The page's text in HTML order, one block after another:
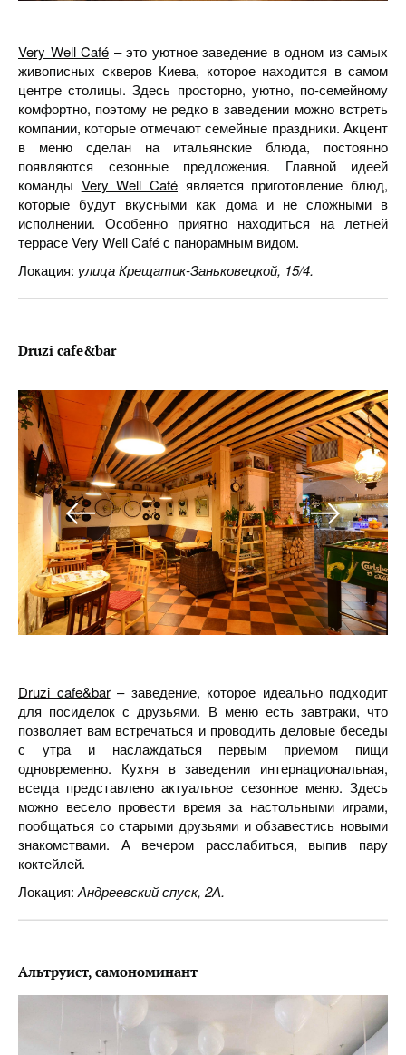
Very Well Café – это уютное заведение в одном из самых
живописных скверов Киева, которое находится в самом
центре столицы. Здесь просторно, уютно, по-семейному
комфортно, поэтому не редко в заведении можно встреть
компании, которые отмечают семейные праздники. Акцент
в меню сделан на итальянские блюда, постоянно
появляются сезонные предложения. Главной идеей
команды Very Well Café является приготовление блюд,
которые будут вкусными как дома и не сложными в
исполнении. Особенно приятно находиться на летней
террасеVery Well Caféс панорамным видом.
Локация: улица Крещатик-Заньковецкой, 15/4.
Druzi cafe&bar
Druzi cafe&bar– заведение, которое идеально подходит
для посиделок с друзьями. В меню есть завтраки, что
позволяет вам встречаться и проводить деловые беседы
с утра и наслаждаться первым приемом пищи
одновременно. Кухня в заведении интернациональная,
всегда представлено актуальное сезонное меню. Здесь
можно весело провести время за настольными играми,
пообщаться со старыми друзьями и обзавестись новыми
знакомствами. А вечером расслабиться, выпив пару
коктейлей.
Локация: Андреевский спуск, 2А.
Альтруист, самономинант